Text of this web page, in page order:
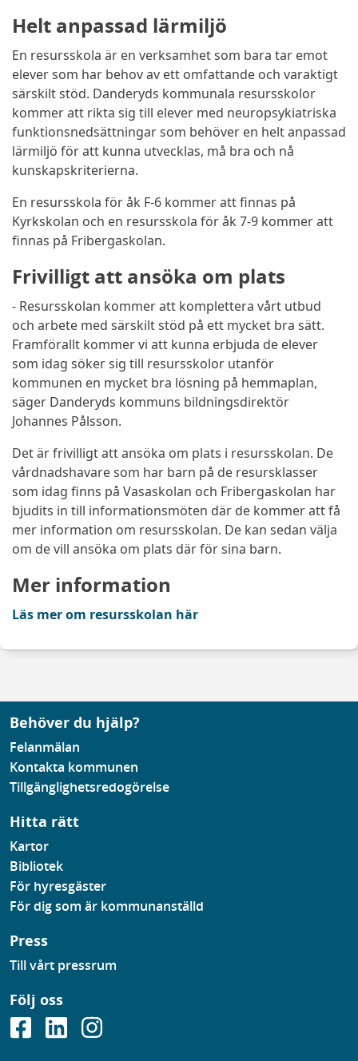
Helt anpassad lärmiljö
En resursskola är en verksamhet som bara tar emot
elever som har behov av ett omfattande och varaktigt
särskilt stöd. Danderyds kommunala resursskolor
kommer att rikta sig till elever med neuropsykiatriska
funktionsnedsättningar som behöver en helt anpassad
lärmiljö för att kunna utvecklas, må bra och nå
kunskapskriterierna.
En resursskola för åk F-6 kommer att finnas på
Kyrkskolan och en resursskola för åk 7-9 kommer att
finnas på Fribergaskolan.
Frivilligt att ansöka om plats
- Resursskolan kommer att komplettera vårt utbud
och arbete med särskilt stöd på ett mycket bra sätt.
Framförallt kommer vi att kunna erbjuda de elever
som idag söker sig till resursskolor utanför
kommunen en mycket bra lösning på hemmaplan,
säger Danderyds kommuns bildningsdirektör
Johannes Pålsson.
Det är frivilligt att ansöka om plats i resursskolan. De
vårdnadshavare som har barn på de resursklasser
som idag finns på Vasaskolan och Fribergaskolan har
bjudits in till informationsmöten där de kommer att få
mer information om resursskolan. De kan sedan välja
om de vill ansöka om plats där för sina barn.
Mer information
Läs mer om resursskolan här
Behöver du hjälp?
Felanmälan
Kontakta kommunen
Tillgänglighetsredogörelse
Hitta rätt
Kartor
Bibliotek
För hyresgäster
För dig som är kommunanställd
Press
Till vårt pressrum
Följ oss